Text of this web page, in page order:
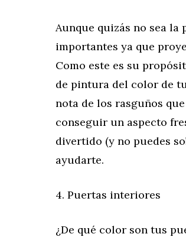
Aunque quizás no sea la
importantes ya que
Como este es su
de pintura del color de
nota de los rasguños
conseguir un aspecto
divertido (y no puedes
ayudarte.
4. Puertas interiores
¿De qué color son tus